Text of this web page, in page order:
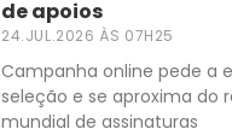
de apoios
24.JUL.2026 ÀS 07H25
Campanha online pede a
seleção e se aproxima do
mundial de assinaturas